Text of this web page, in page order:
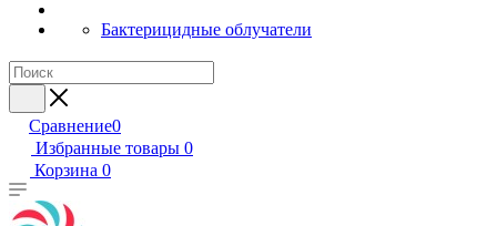
Бактерицидные облучатели
Сравнение0
Избранные товары 0
Корзина 0